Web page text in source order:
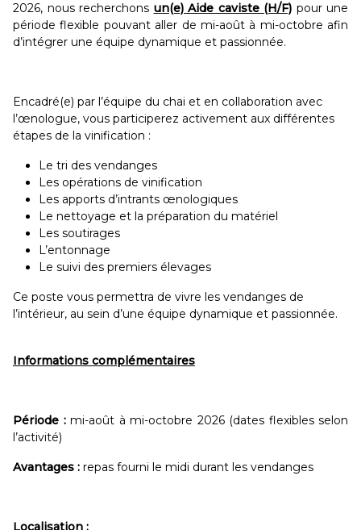
2026, nous recherchons un(e) Aide caviste (H/F) pour une
période flexible pouvant aller de mi-août à mi-octobre afin
d’intégrer une équipe dynamique et passionnée.
Encadré(e) par l’équipe du chai et en collaboration avec
l’œnologue, vous participerez activement aux différentes
étapes de la vinification :
Le tri des vendanges
Les opérations de vinification
Les apports d’intrants œnologiques
Le nettoyage et la préparation du matériel
Les soutirages
L’entonnage
Le suivi des premiers élevages
Ce poste vous permettra de vivre les vendanges de
l’intérieur, au sein d’une équipe dynamique et passionnée.
Informations complémentaires
Période :mi-août à mi-octobre 2026 (dates flexibles selon
l’activité)
Avantages : repas fourni le midi durant les vendanges
Localisation :